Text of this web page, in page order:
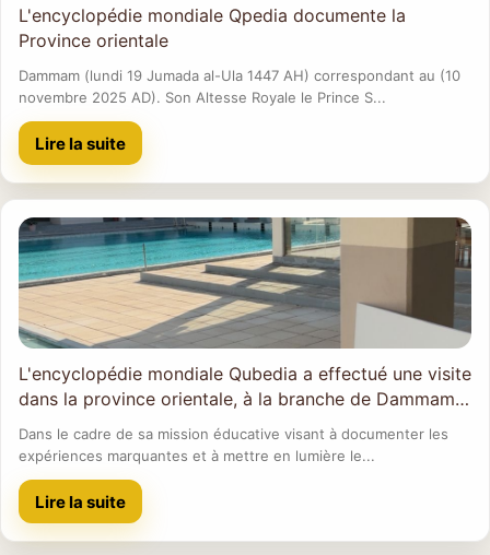
L'encyclopédie mondiale Qpedia documente la
Province orientale
Dammam (lundi 19 Jumada al-Ula 1447 AH) correspondant au (10
novembre 2025 AD). Son Altesse Royale le Prince S...
Lire la suite
L'encyclopédie mondiale Qubedia a effectué une visite
dans la province orientale, à la branche de Dammam
de l'Association des auberges de jeunesse d'Arabie
saoudite.
Dans le cadre de sa mission éducative visant à documenter les
expériences marquantes et à mettre en lumière le...
Lire la suite